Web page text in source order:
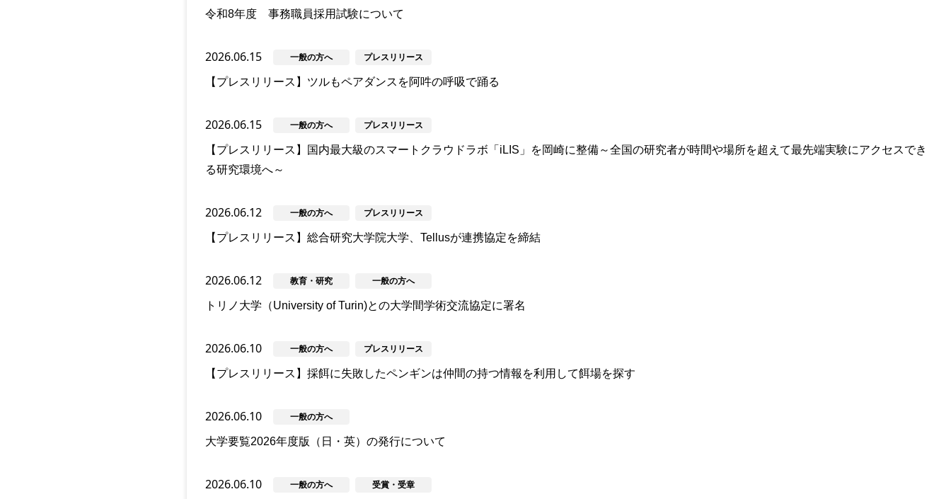
令和8年度 事務職員採用試験について
2026.06.15 一般の方へ プレスリリース
【プレスリリース】ツルもペアダンスを阿吽の呼吸で踊る
2026.06.15 一般の方へ プレスリリース
【プレスリリース】国内最大級のスマートクラウドラボ「iLIS」を岡崎に整備～全国の研究者が時間や場所を超えて最先端実験にアクセスでき
る研究環境へ～
2026.06.12 一般の方へ プレスリリース
【プレスリリース】総合研究大学院大学、Tellusが連携協定を締結
2026.06.12 教育・研究 一般の方へ
トリノ大学（University of Turin)との大学間学術交流協定に署名
2026.06.10 一般の方へ プレスリリース
【プレスリリース】採餌に失敗したペンギンは仲間の持つ情報を利用して餌場を探す
2026.06.10 一般の方へ
大学要覧2026年度版（日・英）の発行について
2026.06.10 一般の方へ 受賞・受章